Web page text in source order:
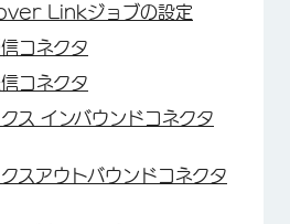
Linkジョブの設定
コネクタ
コネクタ
ス インバウンドコネクタ
スアウトバウンドコネクタ